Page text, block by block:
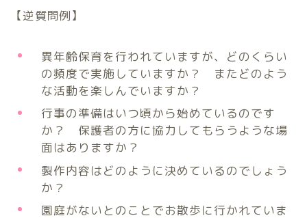
【逆質問例】
異年齢保育を行われていますが、どのくらい
の頻度で実施していますか？ またどのよう
な活動を楽しんでいますか？
行事の準備はいつ頃から始めているのです
か？ 保護者の方に協力してもらうような場
面はありますか？
製作内容はどのように決めているのでしょう
か？
園庭がないとのことでお散歩に行かれていま